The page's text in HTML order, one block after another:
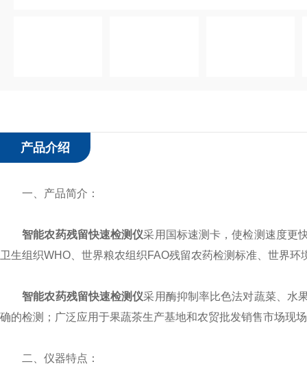
产品介绍
一、产品简介：
智能农药残留快速检测仪采用国标速测卡，使检测速度更
卫生组织WHO、世界粮农组织FAO残留农药检测标准、世界
智能农药残留快速检测仪采用酶抑制率比色法对蔬菜、水
确的检测；广泛应用于果蔬茶生产基地和农贸批发销售市场现
二、仪器特点：